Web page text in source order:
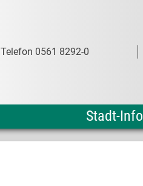
Telefon 0561 8292-0
Stadt-Info